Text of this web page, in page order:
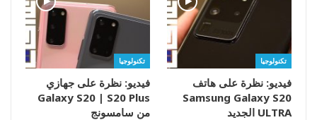
تكنولوجيا
فيديو: نظرة على هاتف
Samsung Galaxy S20
ULTRA الجديد
تكنولوجيا
فيديو: نظرة على جهازي
Galaxy S20 | S20 Plus
من سامسونج